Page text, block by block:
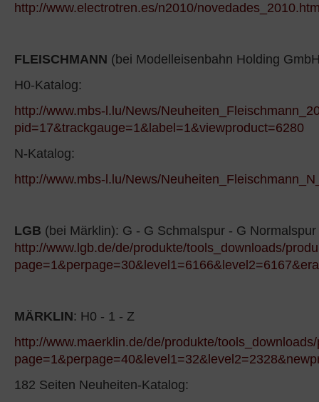
http://www.electrotren.es/n2010/
FLEISCHMANN (bei Modelleisenbahn Holding
H0-Katalog:
http://www.mbs-l.lu/News/
pid=17&trackgauge=1&label=1&viewproduct=6280
N-Katalog:
http://www.mbs-l.lu/News/
LGB (bei Märklin): G - G Schmalspur - G Normalspur
http://www.lgb.de/de/produkte/tools_downloads/
MÄRKLIN: H0 - 1 - Z
http://www.maerklin.de/de/produkte/
182 Seiten Neuheiten-Katalog: